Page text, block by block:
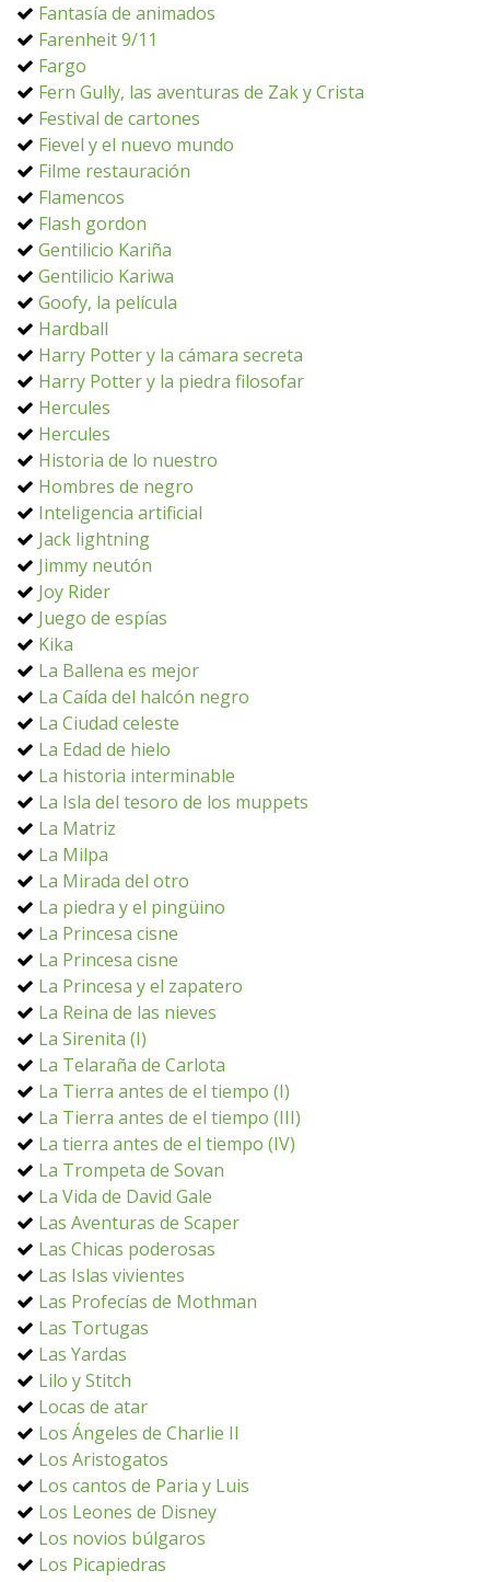
Fantasía de animados
Farenheit 9/11
Fargo
Fern Gully, las aventuras de Zak y Crista
Festival de cartones
Fievel y el nuevo mundo
Filme restauración
Flamencos
Flash gordon
Gentilicio Kariña
Gentilicio Kariwa
Goofy, la película
Hardball
Harry Potter y la cámara secreta
Harry Potter y la piedra filosofar
Hercules
Hercules
Historia de lo nuestro
Hombres de negro
Inteligencia artificial
Jack lightning
Jimmy neutón
Joy Rider
Juego de espías
Kika
La Ballena es mejor
La Caída del halcón negro
La Ciudad celeste
La Edad de hielo
La historia interminable
La Isla del tesoro de los muppets
La Matriz
La Milpa
La Mirada del otro
La piedra y el pingüino
La Princesa cisne
La Princesa cisne
La Princesa y el zapatero
La Reina de las nieves
La Sirenita (I)
La Telaraña de Carlota
La Tierra antes de el tiempo (I)
La Tierra antes de el tiempo (III)
La tierra antes de el tiempo (IV)
La Trompeta de Sovan
La Vida de David Gale
Las Aventuras de Scaper
Las Chicas poderosas
Las Islas vivientes
Las Profecías de Mothman
Las Tortugas
Las Yardas
Lilo y Stitch
Locas de atar
Los Ángeles de Charlie II
Los Aristogatos
Los cantos de Paria y Luis
Los Leones de Disney
Los novios búlgaros
Los Picapiedras